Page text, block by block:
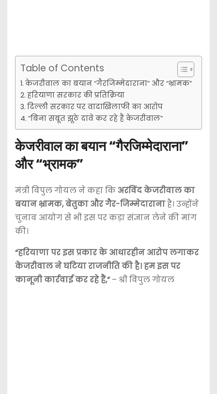
Table of Contents
केजरीवाल का बयान “गैरजिम्मेदाराना” और “भ्रामक”
हरियाणा सरकार की प्रतिक्रिया
दिल्ली सरकार पर वादाखिलाफी का आरोप
“बिना सबूत झूठे दावे कर रहे हैं केजरीवाल”
केजरीवाल का बयान “गैरजिम्मेदाराना”
और “भ्रामक”
मंत्री विपुल गोयल ने कहा किअरविंद केजरीवाल का
बयान भ्रामक, बेतुका और गैर-जिम्मेदारानाहै। उन्होंने
चुनाव आयोग से भी इस पर कड़ा संज्ञान लेने की मांग
की।
“हरियाणा पर इस प्रकार के आधारहीन आरोप लगाकर
केजरीवाल ने घटिया राजनीति की है। हम इस पर
कानूनी कार्रवाई कर रहे हैं,”– श्री विपुल गोयल